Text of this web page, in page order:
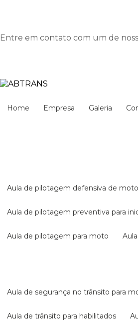
Entre em contato com um de
Home Empresa Galeria
aula de pilotagem defensiva de moto
aula de pilotagem preventiva para
aula de pilotagem para moto
aula de segurança no trânsito para
aula de trânsito para habilitados